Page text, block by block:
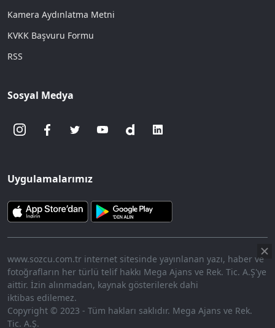
Kamera Aydınlatma Metni
KVKK Başvuru Formu
RSS
Sosyal Medya
Uygulamalarımız
www.sozcu.com.tr internet sitesinde yayınlanan yazı, haber ve
fotoğrafların her türlü telif hakkı Mega Ajans ve Rek. Tic. A.Ş'ye
aittir. İzin alınmadan, kaynak gösterilerek dahi
iktibas edilemez.
Copyright © 2023 - Tüm hakları saklıdır. Mega Ajans ve Rek.
Tic. A.Ş.